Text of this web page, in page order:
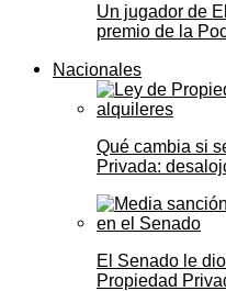
Un jugador de
premio de la
Nacionales
Qué cambia si
Privada:
El Senado le
Propiedad